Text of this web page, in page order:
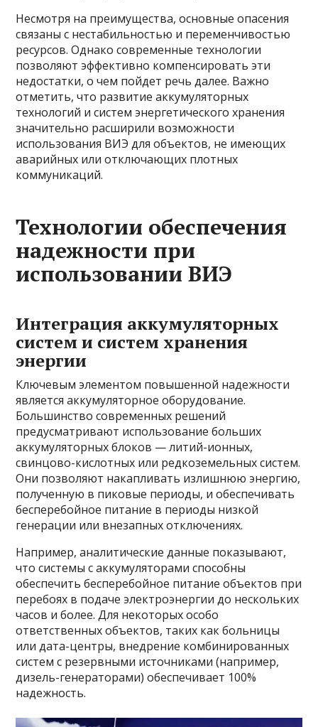
Несмотря на преимущества, основные опасения
связаны с нестабильностью и переменчивостью
ресурсов. Однако современные технологии
позволяют эффективно компенсировать эти
недостатки, о чем пойдет речь далее. Важно
отметить, что развитие аккумуляторных
технологий и систем энергетического хранения
значительно расширили возможности
использования ВИЭ для объектов, не имеющих
аварийных или отключающих плотных
коммуникаций.
Технологии обеспечения
надежности при
использовании ВИЭ
Интеграция аккумуляторных
систем и систем хранения
энергии
Ключевым элементом повышенной надежности
является аккумуляторное оборудование.
Большинство современных решений
предусматривают использование больших
аккумуляторных блоков — литий-ионных,
свинцово-кислотных или редкоземельных систем.
Они позволяют накапливать излишнюю энергию,
полученную в пиковые периоды, и обеспечивать
бесперебойное питание в периоды низкой
генерации или внезапных отключениях.
Например, аналитические данные показывают,
что системы с аккумуляторами способны
обеспечить бесперебойное питание объектов при
перебоях в подаче электроэнергии до нескольких
часов и более. Для некоторых особо
ответственных объектов, таких как больницы
или дата-центры, внедрение комбинированных
систем с резервными источниками (например,
дизель-генераторами) обеспечивает 100%
надежность.